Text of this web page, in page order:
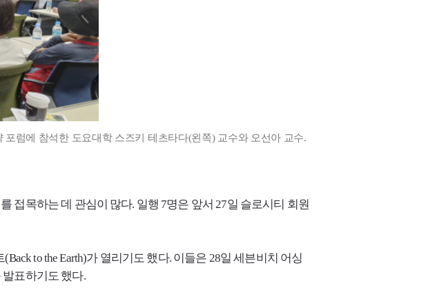
럼에 참석한 도요대학 스즈키 테츠타다(왼쪽) 교수와 오선아 교수.
접목하는 데 관심이 많다. 일행 7명은 앞서 27일 슬로시티 회원
(BacktotheEarth)가 열리기도 했다. 이들은 28일 세븐비치 어싱
표하기도 했다.